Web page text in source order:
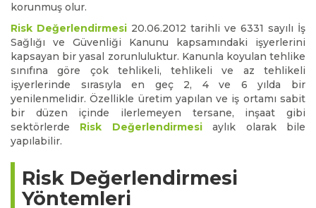
korunmuş olur.
Risk Değerlendirmesi 20.06.2012 tarihli ve 6331 sayılı İş
Sağlığı ve Güvenliği Kanunu kapsamındaki işyerlerini
kapsayan bir yasal zorunluluktur. Kanunla koyulan tehlike
sınıfına göre çok tehlikeli, tehlikeli ve az tehlikeli
işyerlerinde sırasıyla en geç 2, 4 ve 6 yılda bir
yenilenmelidir. Özellikle üretim yapılan ve iş ortamı sabit
bir düzen içinde ilerlemeyen tersane, inşaat gibi
sektörlerde Risk Değerlendirmesiaylık olarak bile
yapılabilir.
Risk Değerlendirmesi
Yöntemleri